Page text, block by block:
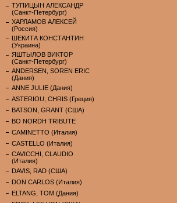
ТУПИЦЫН АЛЕКСАНДР
(Санкт-Петербург)
ХАРЛАМОВ АЛЕКСЕЙ
(Россия)
ШЕКИТА КОНСТАНТИН
(Украина)
ЯШТЫЛОВ ВИКТОР
(Санкт-Петербург)
ANDERSEN, SOREN ERIC
(Дания)
ANNE JULIE (Дания)
ASTERIOU, CHRIS (Греция)
BATSON, GRANT (США)
BO NORDH TRIBUTE
CAMINETTO (Италия)
CASTELLO (Италия)
CAVICCHI, CLAUDIO
(Италия)
DAVIS, RAD (США)
DON CARLOS (Италия)
ELTANG, TOM (Дания)